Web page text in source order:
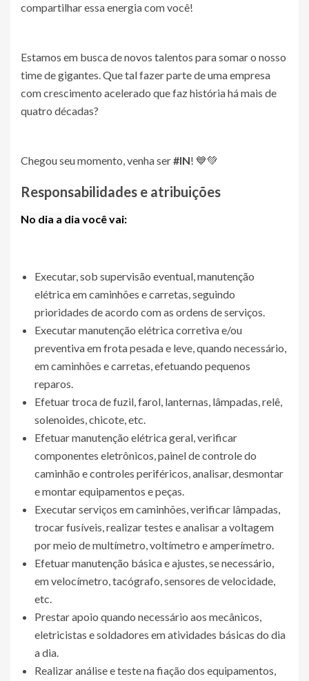
compartilhar essa energia com você!
Estamos em busca de novos talentos para somar o nosso
time de gigantes. Que tal fazer parte de uma empresa
com crescimento acelerado que faz história há mais de
quatro décadas?
Chegou seu momento, venha ser#IN! 💙💚
Responsabilidades e atribuições
No dia a dia você vai:
Executar, sob supervisão eventual, manutenção
elétrica em caminhões e carretas, seguindo
prioridades de acordo com as ordens de serviços.
Executar manutenção elétrica corretiva e/ou
preventiva em frota pesada e leve, quando necessário,
em caminhões e carretas, efetuando pequenos
reparos.
Efetuar troca de fuzil, farol, lanternas, lâmpadas, relê,
solenoides, chicote, etc.
Efetuar manutenção elétrica geral, verificar
componentes eletrônicos, painel de controle do
caminhão e controles periféricos, analisar, desmontar
e montar equipamentos e peças.
Executar serviços em caminhões, verificar lâmpadas,
trocar fusíveis, realizar testes e analisar a voltagem
por meio de multímetro, voltímetro e amperímetro.
Efetuar manutenção básica e ajustes, se necessário,
em velocímetro, tacógrafo, sensores de velocidade,
etc.
Prestar apoio quando necessário aos mecânicos,
eletricistas e soldadores em atividades básicas do dia
a dia.
Realizar análise e teste na fiação dos equipamentos,